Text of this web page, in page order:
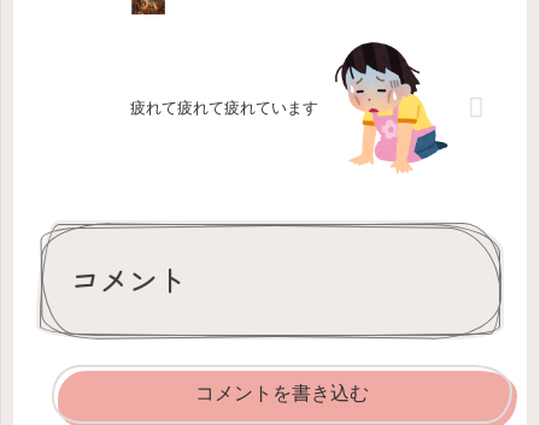
疲れて疲れて疲れています
コメント
コメントを書き込む